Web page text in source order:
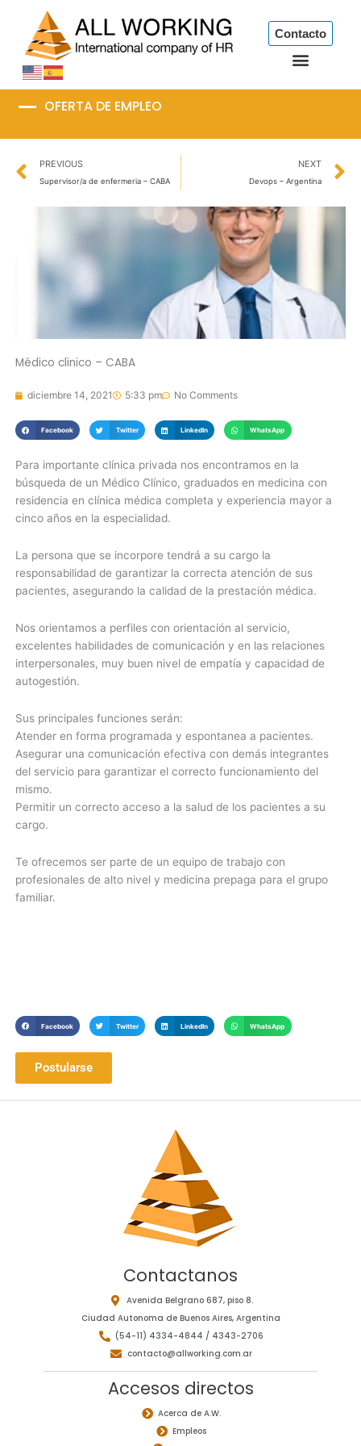
contenido
Contacto
OFERTA DE EMPLEO
Prev
PREVIOUS
Supervisor/a de enfermeria – CABA
NEXT
Devops – Argentina
Médico clinico – CABA
diciembre 14, 2021 5:33 pm No Comments
Facebook Twitter LinkedIn WhatsApp
Para importante clínica privada nos encontramos en la
búsqueda de un Médico Clínico, graduados en medicina con
residencia en clínica médica completa y experiencia mayor a
cinco años en la especialidad.
La persona que se incorpore tendrá a su cargo la
responsabilidad de garantizar la correcta atención de sus
pacientes, asegurando la calidad de la prestación médica.
Nos orientamos a perfiles con orientación al servicio,
excelentes habilidades de comunicación y en las relaciones
interpersonales, muy buen nivel de empatía y capacidad de
autogestión.
Sus principales funciones serán:
Atender en forma programada y espontanea a pacientes.
Asegurar una comunicación efectiva con demás integrantes
del servicio para garantizar el correcto funcionamiento del
mismo.
Permitir un correcto acceso a la salud de los pacientes a su
cargo.
Te ofrecemos ser parte de un equipo de trabajo con
profesionales de alto nivel y medicina prepaga para el grupo
familiar.
Facebook Twitter LinkedIn WhatsApp
Postularse
Contactanos
Avenida Belgrano 687, piso 8.
Ciudad Autonoma de Buenos Aires, Argentina
(54-11) 4334-4844 / 4343-2706
contacto@allworking.com.ar
Accesos directos
Acerca de A.W.
Empleos